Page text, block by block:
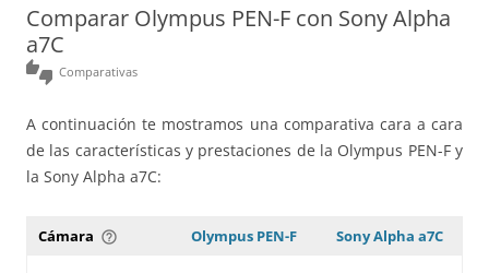
Comparar Olympus PEN-F con Sony Alpha
a7C
thumbs_up_down Comparativas
A continuación te mostramos una comparativa cara a cara
de las características y prestaciones de la Olympus PEN-F y
la Sony Alpha a7C:
Cámara help_outline Olympus PEN-F Sony Alpha a7C